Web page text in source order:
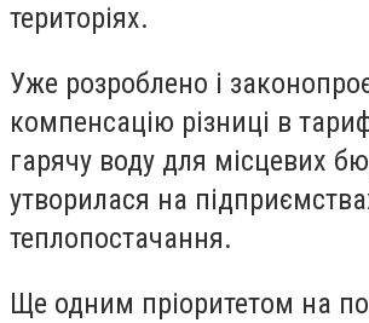
територіях.
Уже розроблено і
компенсацію різниці в
гарячу воду для місцевих
утворилася на
теплопостачання.
Ще одним пріоритетом на